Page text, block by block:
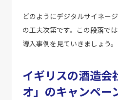
どのようにデジタルサイネー
の工夫次第です。この段落で
導入事例を見ていきましょう。
イギリスの酒造会
オ」のキャンペー